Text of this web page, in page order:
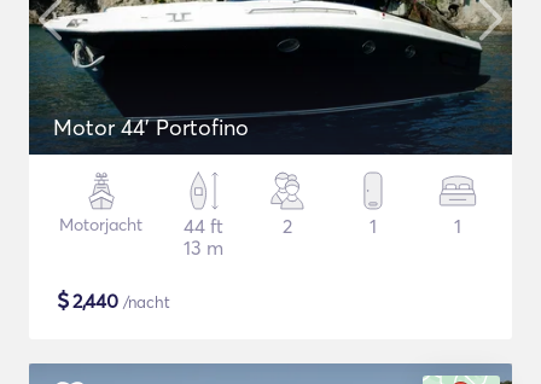
Motor 44' Portofino
Motorjacht
44 ft
13 m
2 1 1
$2,440 /nacht